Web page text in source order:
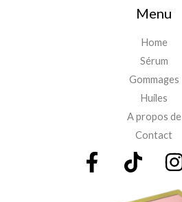
Menu
Home
Sérum
Gommages
Huiles
A propos de
Contact